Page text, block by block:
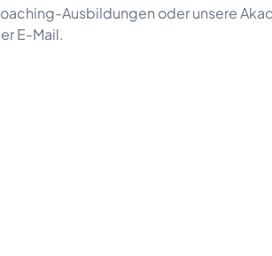
Ausbildungen oder unsere
E-Mail.